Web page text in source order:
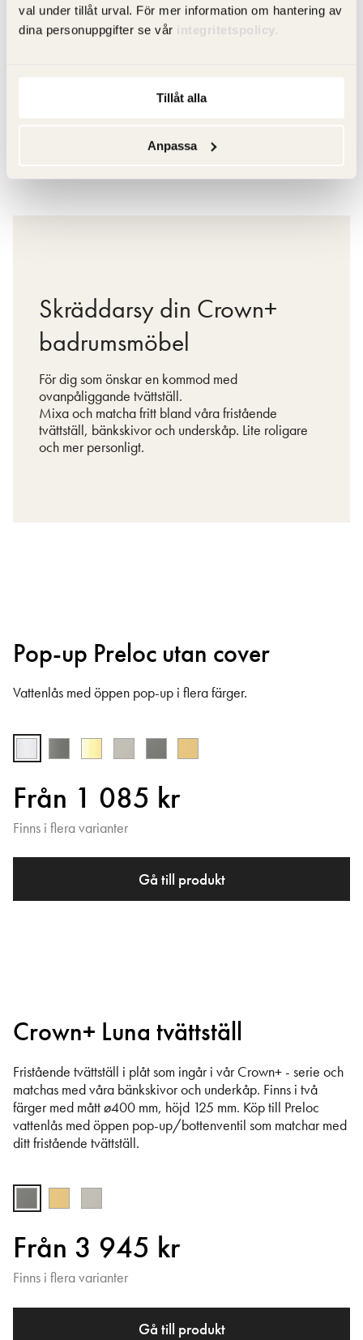
val under tillåt urval. För mer information om hantering av
dina personuppgifter se vår integritetspolicy.
Tillåt alla
Anpassa
Från 195 kr
Finns i flera varianter
Gå till produkt
Skräddarsy din Crown+
badrumsmöbel
För dig som önskar en kommod med
ovanpåliggande tvättställ.
Mixa och matcha fritt bland våra fristående
tvättställ, bänkskivor och underskåp. Lite roligare
och mer personligt.
Pop-up Preloc utan cover
Vattenlås med öppen pop-up i flera färger.
Från 1 085 kr
Finns i flera varianter
Gå till produkt
Crown+ Luna tvättställ
Fristående tvättställ i plåt som ingår i vår Crown+ - serie och
matchas med våra bänkskivor och underkåp. Finns i två
färger med mått ø400 mm, höjd 125 mm. Köp till Preloc
vattenlås med öppen pop-up/bottenventil som matchar med
ditt fristående tvättställ.
Från 3 945 kr
Finns i flera varianter
Gå till produkt